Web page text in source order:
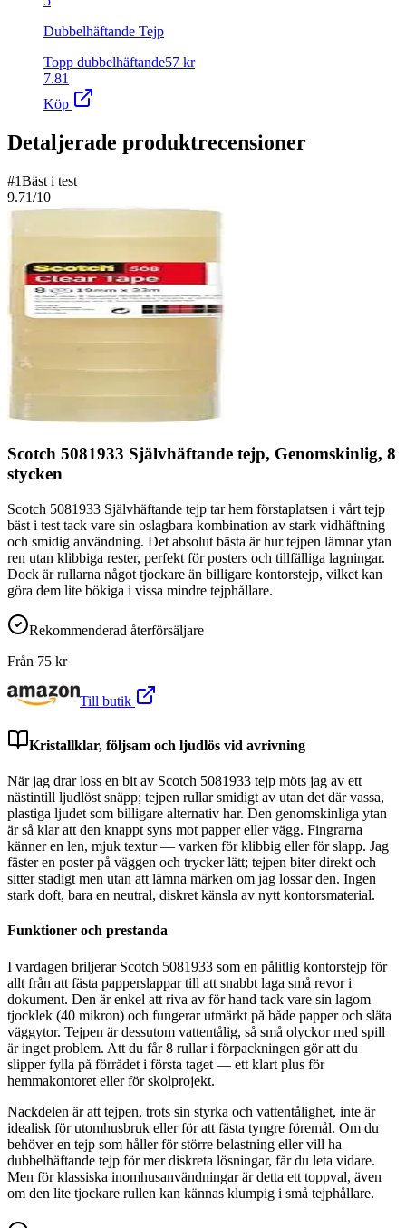
Dubbelhäftande Tejp
Topp dubbelhäftande57 kr
7.81
Köp
Detaljerade produktrecensioner
#1Bäst i test
9.71/10
Scotch 5081933 Självhäftande tejp, Genomskinlig, 8
stycken
Scotch 5081933 Självhäftande tejp tar hem förstaplatsen i vårt tejp
bäst i test tack vare sin oslagbara kombination av stark vidhäftning
och smidig användning. Det absolut bästa är hur tejpen lämnar ytan
ren utan klibbiga rester, perfekt för posters och tillfälliga lagningar.
Dock är rullarna något tjockare än billigare kontorstejp, vilket kan
göra dem lite bökiga i vissa mindre tejphållare.
Rekommenderad återförsäljare
Från 75 kr
Till butik
Kristallklar, följsam och ljudlös vid avrivning
När jag drar loss en bit av Scotch 5081933 tejp möts jag av ett
nästintill ljudlöst snäpp; tejpen rullar smidigt av utan det där vassa,
plastiga ljudet som billigare alternativ har. Den genomskinliga ytan
är så klar att den knappt syns mot papper eller vägg. Fingrarna
känner en len, mjuk textur — varken för klibbig eller för slapp. Jag
fäster en poster på väggen och trycker lätt; tejpen biter direkt och
sitter stadigt men utan att lämna märken om jag lossar den. Ingen
stark doft, bara en neutral, diskret känsla av nytt kontorsmaterial.
Funktioner och prestanda
I vardagen briljerar Scotch 5081933 som en pålitlig kontorstejp för
allt från att fästa papperslappar till att snabbt laga små revor i
dokument. Den är enkel att riva av för hand tack vare sin lagom
tjocklek (40 mikron) och fungerar utmärkt på både papper och släta
väggytor. Tejpen är dessutom vattentålig, så små olyckor med spill
är inget problem. Att du får 8 rullar i förpackningen gör att du
slipper fylla på förrådet i första taget — ett klart plus för
hemmakontoret eller för skolprojekt.
Nackdelen är att tejpen, trots sin styrka och vattentålighet, inte är
idealisk för utomhusbruk eller för att fästa tyngre föremål. Om du
behöver en tejp som håller för större belastning eller vill ha
dubbelhäftande tejp för mer diskreta lösningar, får du leta vidare.
Men för klassiska inomhusanvändningar är detta ett toppval, även
om den lite tjockare rullen kan kännas klumpig i små tejphållare.